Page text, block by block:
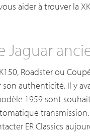
aider à trouver la
Jaguar
Roadster ou
authenticité. Il y
1959 sont
ER Classics